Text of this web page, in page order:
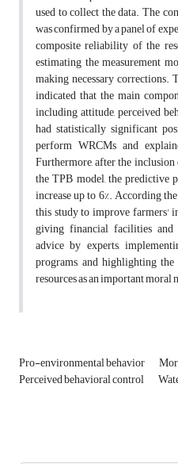
used to collect the data. The
was confirmed by a panel of
composite reliability of the
estimating the measurement
making necessary
indicated that the main
including attitude, perceived
had statistically significant
perform WRCMs and
Furthermore, after the
the TPB model, the predictive
increase up to 6%. According
this study to improve farmers'
giving financial facilities
advice by experts,
programs, and highlighting
resources as an important moral
Pro-environmental behavior
Perceived behavioral control